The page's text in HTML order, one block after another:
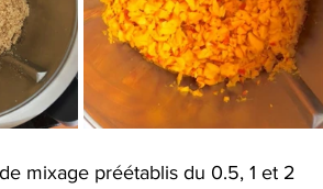
mixage préétablis du 0.5, 1 et 2